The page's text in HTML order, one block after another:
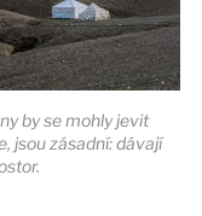
by se mohly jevit
jsou zásadní: dávají